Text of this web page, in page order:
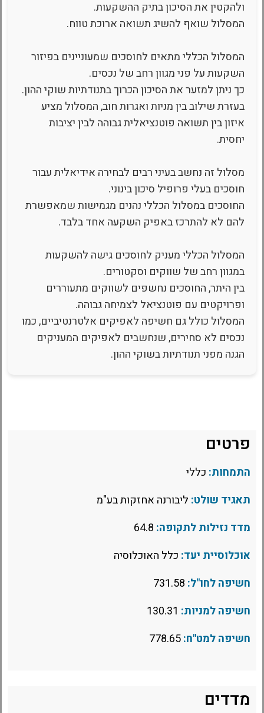
ולהקטין את הסיכון בתיק ההשקעות.
המסלול שואף להשיג תשואה ארוכת טווח.
המסלול הכללי מתאים לחוסכים שמעוניינים בפיזור
השקעות על פני מגוון רחב של נכסים.
כך ניתן למזער את הסיכון הכרוך בתנודתיות שוקי ההון.
בעזרת שילוב בין מניות ואגרות חוב, המסלול מציע
איזון בין תשואה פוטנציאלית גבוהה לבין יציבות
יחסית.
מסלול זה נחשב בעיני רבים לבחירה אידיאלית עבור
חוסכים בעלי פרופיל סיכון בינוני.
החוסכים במסלול הכללי נהנים מגמישות שמאפשרת
להם לא להתרכז באפיק השקעה אחד בלבד.
המסלול הכללי מעניק לחוסכים גישה להשקעות
במגוון רחב של שווקים וסקטורים.
בין היתר, החוסכים נחשפים לשווקים מתעוררים
ופרויקטים עם פוטנציאל לצמיחה גבוהה.
המסלול כולל גם חשיפה לאפיקים אלטרנטיביים, כמו
נכסים לא סחירים, שנחשבים לאפיקים המעניקים
הגנה מפני תנודתיות בשוקי ההון.
פרטים
התמחות: כללי
תאגיד שולט: ליבורנה אחזקות בע"מ
מדד נזילות לתקופה:
אוכלוסיית יעד: כלל האוכלוסיה
חשיפה לחו"ל:
חשיפה למניות:
חשיפה למט"ח:
מדדים